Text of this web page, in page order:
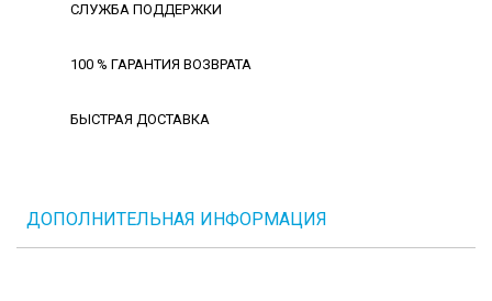
СЛУЖБА ПОДДЕРЖКИ
100 % ГАРАНТИЯ ВОЗВРАТА
БЫСТРАЯ ДОСТАВКА
ДОПОЛНИТЕЛЬНАЯ ИНФОРМАЦИЯ